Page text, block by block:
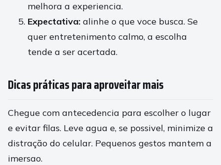
melhora a experiencia.
Expectativa: alinhe o que voce busca. Se
quer entretenimento calmo, a escolha
tende a ser acertada.
Dicas práticas para aproveitar mais
Chegue com antecedencia para escolher o lugar
e evitar filas. Leve agua e, se possivel, minimize a
distração do celular. Pequenos gestos mantem a
imersao.